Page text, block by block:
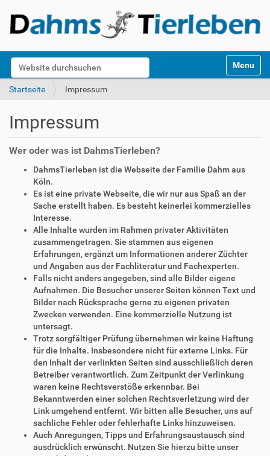
Website durchsuchen
k
Toggle
Startseite Impressum
Impressum
Wer oder was ist DahmsTierleben?
DahmsTierleben ist die Webseite der Familie Dahm aus
Köln.
Es ist eine private Webseite, die wir nur aus Spaß an der
Sache erstellt haben. Es besteht keinerlei kommerzielles
Interesse.
Alle Inhalte wurden im Rahmen privater Aktivitäten
zusammengetragen. Sie stammen aus eigenen
Erfahrungen, ergänzt um Informationen anderer Züchter
und Angaben aus der Fachliteratur und Fachexperten.
Falls nicht anders angegeben, sind alle Bilder eigene
Aufnahmen. Die Besucher unserer Seiten können Text und
Bilder nach Rücksprache gerne zu eigenen privaten
Zwecken verwenden. Eine kommerzielle Nutzung ist
untersagt.
Trotz sorgfältiger Prüfung übernehmen wir keine Haftung
für die Inhalte. Insbesondere nicht für externe Links. Für
den Inhalt der verlinkten Seiten sind ausschließlich deren
Betreiber verantwortlich. Zum Zeitpunkt der Verlinkung
waren keine Rechtsverstöße erkennbar. Bei
Bekanntwerden einer solchen Rechtsverletzung wird der
Link umgehend entfernt. Wir bitten alle Besucher, uns auf
sachliche Fehler oder fehlerhafte Links hinzuweisen.
Auch Anregungen, Tipps und Erfahrungsaustausch sind
ausdrücklich erwünscht. Nutzen Sie hierzu bitte unser